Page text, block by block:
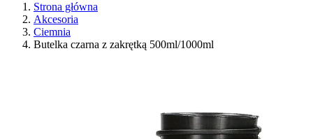
Strona główna
Akcesoria
Ciemnia
Butelka czarna z zakrętką 500ml/1000ml